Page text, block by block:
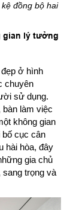
đồng bộ hai
gian lý tưởng
ở hình
chuyên
sử dụng.
làm việc
không gian
cục cân
hài hòa, đây
gia chủ
sang trọng và